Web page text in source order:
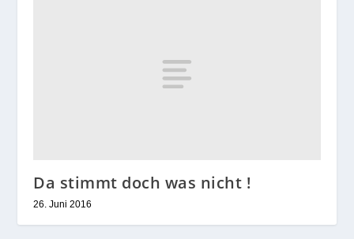
Da stimmt doch was nicht !
26. Juni 2016